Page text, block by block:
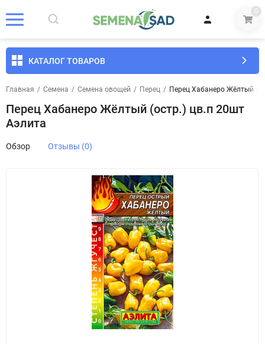
0
КАТАЛОГ ТОВАРОВ
Главная / Семена / Семена овощей / Перец / Перец Хабанеро Жёлтый
Перец Хабанеро Жёлтый (остр.) цв.п 20шт
Аэлита
Обзор Отзывы (0)